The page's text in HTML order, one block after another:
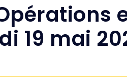
19 mai